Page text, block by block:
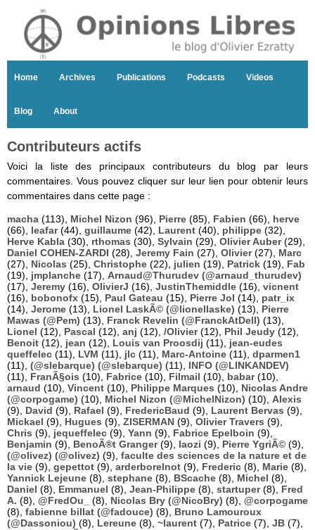
Home Archives Publications Podcasts Videos
Blog About
Contributeurs actifs
Voici la liste des principaux contributeurs du blog par leurs
commentaires. Vous pouvez cliquer sur leur lien pour obtenir leurs
commentaires dans cette page :
macha (113), Michel Nizon (96), Pierre (85), Fabien (66), herve
(66), leafar(44), guillaume (42), Laurent (40), philippe (32),
Herve Kabla (30), rthomas (30), Sylvain (29), Olivier Auber(29),
Daniel COHEN-ZARDI (28), Jeremy Fain (27), Olivier(27), Marc
(27), Nicolas (25), Christophe (22), julien (19), Patrick (19), Fab
(19), jmplanche (17), Arnaud@Thurudev (@arnaud_thurudev)
(17), Jeremy (16), OlivierJ (16), JustinThemiddle (16), vicnent
(16), bobonofx (15), Paul Gateau (15), Pierre Jol (14), patr_ix
(14), Jerome (13), Lionel LaskÃ© (@lionellaske) (13), Pierre
Mawas (@Pem) (13), Franck Revelin (@FranckAtDell) (13),
Lionel (12), Pascal (12), anj (12), /Olivier(12), Phil Jeudy (12),
Benoit (12), jean (12), Louis van Proosdij (11), jean-eudes
queffelec (11), LVM (11), jlc (11), Marc-Antoine (11), dparmen1
(11), (@slebarque) (@slebarque) (11), INFO (@LINKANDEV)
(11), FranÃ§ois (10), Fabrice (10), Filmail (10), babar(10),
arnaud (10), Vincent (10), Philippe Marques (10), Nicolas Andre
(@corpogame) (10), Michel Nizon (@MichelNizon) (10), Alexis
(9), David (9), Rafael (9), FredericBaud (9), Laurent Bervas (9),
Mickael (9), Hugues (9), ZISERMAN (9), Olivier Travers (9),
Chris (9), jequeffelec (9), Yann (9), Fabrice Epelboin (9),
Benjamin (9), BenoÃ®t Granger(9), laozi (9), Pierre YgriÃ© (9),
(@olivez) (@olivez) (9), faculte des sciences de la nature et de
la vie (9), gepettot (9), arderborelnot (9), Frederic (8), Marie (8),
Yannick Lejeune (8), stephane (8), BScache (8), Michel (8),
Daniel (8), Emmanuel (8), Jean-Philippe (8), startuper(8), Fred
A. (8), @FredOu_ (8), Nicolas Bry (@NicoBry) (8), @corpogame
(8), fabienne billat (@fadouce) (8), Bruno Lamouroux
(@Dassoniou) (8), Lereune (8), ~laurent (7), Patrice (7), JB (7),